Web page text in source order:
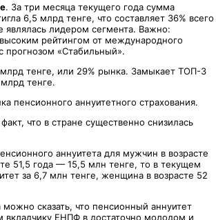
. За три месяца текущего года сумма
6,5 млрд тенге, что составляет 36% всего
являлась лидером сегмента. Важно:
рейтингом от международного
прогнозом «Стабильный».
тенге, или 29% рынка. Замыкает ТОП-3
тенге.
пенсионного аннуитетного страхования.
что в стране существенно снизилась
аннуитета для мужчин в возрасте
51,5 года — 15,5 млн тенге, то в текущем
за 6,7 млн тенге, женщина в возрасте 52
сказать, что пенсионный аннуитет
ЕНПФ в достаточно молодом и